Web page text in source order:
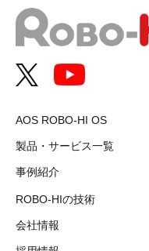
AOS ROBO-HI OS
製品・サービス一覧
事例紹介
ROBO-HIの技術
会社情報